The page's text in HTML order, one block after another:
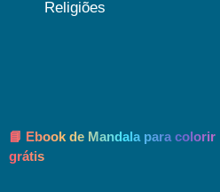
Religiões
📘 Ebook de Mandala para colorir
grátis